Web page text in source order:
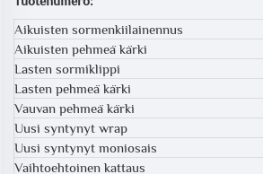
Aikuisten sormenkiilainennus
Aikuisten pehmeä kärki
Lasten sormiklippi
Lasten pehmeä kärki
Vauvan pehmeä kärki
Uusi syntynyt wrap
Uusi syntynyt moniosais
Vaihtoehtoinen kattaus